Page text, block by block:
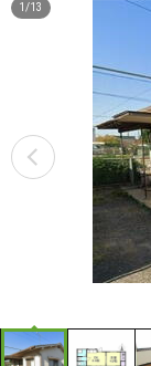
1 /13